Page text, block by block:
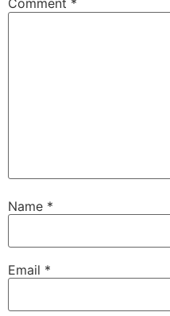
Comment *
Name *
Email *